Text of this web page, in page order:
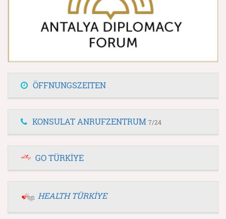
ÖFFNUNGSZEITEN
KONSULAT ANRUFZENTRUM 7/24
GO TÜRKİYE
HEALTH TÜRKİYE